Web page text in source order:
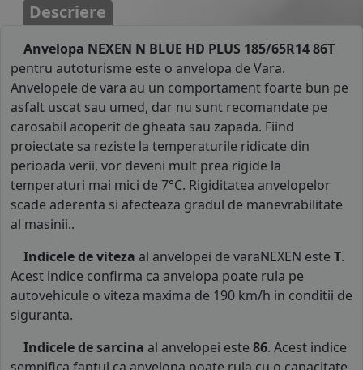
Descriere
Anvelopa NEXEN N BLUE HD PLUS 185/65R14 86T
pentru autoturisme este o anvelopa de Vara.
Anvelopele de vara au un comportament foarte bun pe
asfalt uscat sau umed, dar nu sunt recomandate pe
carosabil acoperit de gheata sau zapada. Fiind
proiectate sa reziste la temperaturile ridicate din
perioada verii, vor deveni mult prea rigide la
temperaturi mai mici de 7°C. Rigiditatea anvelopelor
scade aderenta si afecteaza gradul de manevrabilitate
al masinii..
Indicele de viteza al anvelopei de varaNEXEN este T.
Acest indice confirma ca anvelopa poate rula pe
autovehicule o viteza maxima de 190 km/h in conditii de
siguranta.
Indicele de sarcina al anvelopei este 86. Acest indice